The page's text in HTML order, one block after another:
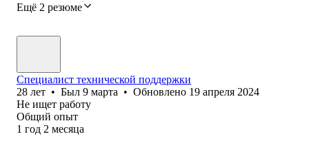
Ещё 2 резюме
Специалист технической поддержки
28 лет • Был 9 марта • Обновлено 19 апреля 2024
Не ищет работу
Общий опыт
1 год 2 месяца